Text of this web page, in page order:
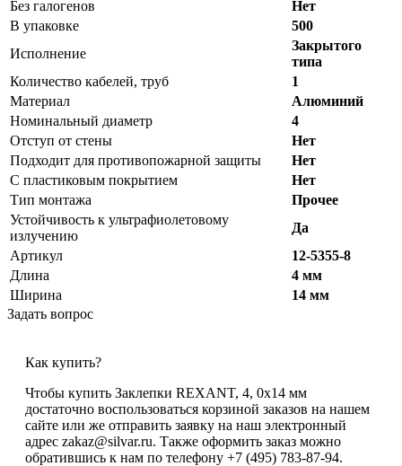
Без галогенов
Нет
В упаковке
500
Исполнение
Закрытого
типа
Количество кабелей, труб
1
Материал
Алюминий
Номинальный диаметр
4
Отступ от стены
Нет
Подходит для противопожарной защиты
Нет
С пластиковым покрытием
Нет
Тип монтажа
Прочее
Устойчивость к ультрафиолетовому
излучению
Да
Артикул
12-5355-8
Длина
4 мм
Ширина
14 мм
Задать вопрос
Как купить?
Чтобы купить Заклепки REXANT, 4, 0x14 мм
достаточно воспользоваться корзиной заказов на нашем
сайте или же отправить заявку на наш электронный
адрес zakaz@silvar.ru. Также оформить заказ можно
обратившись к нам по телефону +7 (495) 783-87-94.